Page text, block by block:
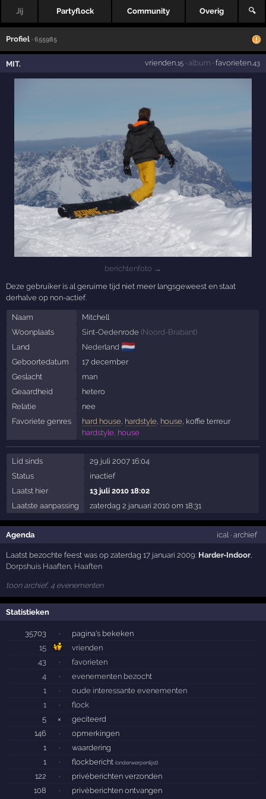
Jij Partyflock Community Overig 🔍
Profiel · 655985
MIT. vrienden,15· album · favorieten,43
berichtenfoto →
Deze gebruiker is al geruime tijd niet meer langsgeweest en staat
derhalve op non-actief.
Naam
Mitchell
Woonplaats
Sint-Oedenrode (Noord-Brabant)
Land
Nederland 🇳🇱
Geboortedatum
17 december
Geslacht
man
Geaardheid
hetero
Relatie
nee
Favoriete genres
hard house hardstyle house , koffie terreur
hardstyle, house
Lid sinds
29 juli 2007 16:04
Status
inactief
Laatst hier
13 juli 2010 18:02
Laatste aanpassing
zaterdag 2 januari 2010 om 18:31
Agenda ical· archief
Laatst bezochte feest was op zaterdag 17 januari 2009: Harder-Indoor,
Dorpshuis Haaften, Haaften
toon archief, 4 evenementen
Statistieken
35703 ·
pagina's bekeken
15
vrienden
43
·
favorieten
4
·
evenementen bezocht
1
·
oude interessante evenementen
1
·
flock
5
×
geciteerd
146
·
opmerkingen
1
·
waardering
1
· flockbericht(onderwerpenlijst)
122 ·
privéberichten verzonden
108
· privéberichten ontvangen